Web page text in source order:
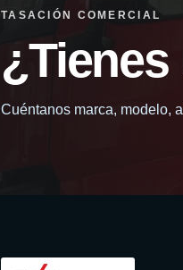
TASACIÓN COMERCIAL
Cuéntanos marca, modelo,